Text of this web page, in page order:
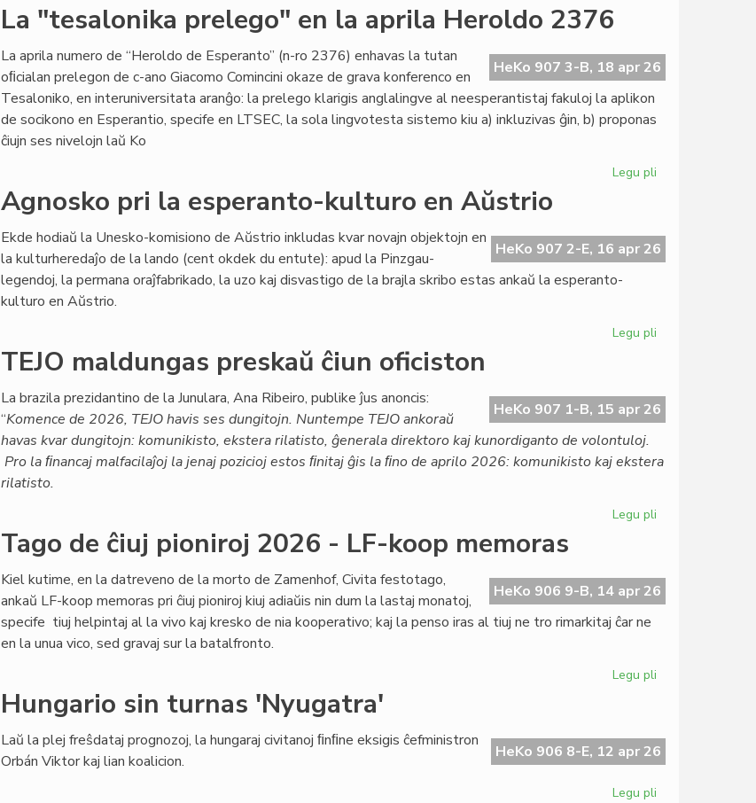
Esperanto-
Domoj
La "tesalonika prelego" en la aprila Heroldo 2376
HeKo 907 3-B, 18 apr 26
La aprila numero de “Heroldo de Esperanto” (n-ro 2376) enhavas la tutan
oﬁcialan prelegon de c-ano Giacomo Comincini okaze de grava konferenco en
Tesaloniko, en interuniversitata aranĝo: la prelego klarigis anglalingve al neesperantistaj fakuloj la aplikon
de socikono en Esperantio, specife en LTSEC, la sola lingvotesta sistemo kiu a) inkluzivas ĝin, b) proponas
ĉiujn ses nivelojn laŭ Ko
Legu pli
en
la
Agnosko pri la esperanto-kulturo en Aŭstrio
HeKo 907 2-E, 16 apr 26
Ekde hodiaŭ la Unesko-komisiono de Aŭstrio inkludas kvar novajn objektojn en
la kulturheredaĵo de la lando (cent okdek du entute): apud la Pinzgau-
legendoj, la permana oraĵfabrikado, la uzo kaj disvastigo de la brajla skribo estas ankaŭ la esperanto-
kulturo en Aŭstrio.
Legu pli
esperanto-
kulturo
Aŭstrio
TEJO maldungas preskaŭ ĉiun oficiston
HeKo 907 1-B, 15 apr 26
La brazila prezidantino de la Junulara, Ana Ribeiro, publike ĵus anoncis:
“Komence de 2026, TEJO havis ses dungitojn. Nuntempe TEJO ankoraŭ
havas kvar dungitojn: komunikisto, ekstera rilatisto, ĝenerala direktoro kaj kunordiganto de volontuloj.
Pro la ﬁnancaj malfacilaĵoj la jenaj pozicioj estos ﬁnitaj ĝis la ﬁno de aprilo 2026: komunikisto kaj ekstera
rilatisto.
Legu pli
ĉiun
oficiston
Tago de ĉiuj pioniroj 2026 - LF-koop memoras
HeKo 906 9-B, 14 apr 26
Kiel kutime, en la datreveno de la morto de Zamenhof, Civita festotago,
ankaŭ LF-koop memoras pri ĉiuj pioniroj kiuj adiaŭis nin dum la lastaj monatoj,
specife tiuj helpintaj al la vivo kaj kresko de nia kooperativo; kaj la penso iras al tiuj ne tro rimarkitaj ĉar ne
en la unua vico, sed gravaj sur la batalfronto.
Legu pli
pioniroj
2026
Hungario sin turnas 'Nyugatra'
HeKo 906 8-E, 12 apr 26
Laŭ la plej freŝdataj prognozoj, la hungaraj civitanoj ﬁnﬁne eksigis ĉefministron
Orbán Viktor kaj lian koalicion.
Legu pli